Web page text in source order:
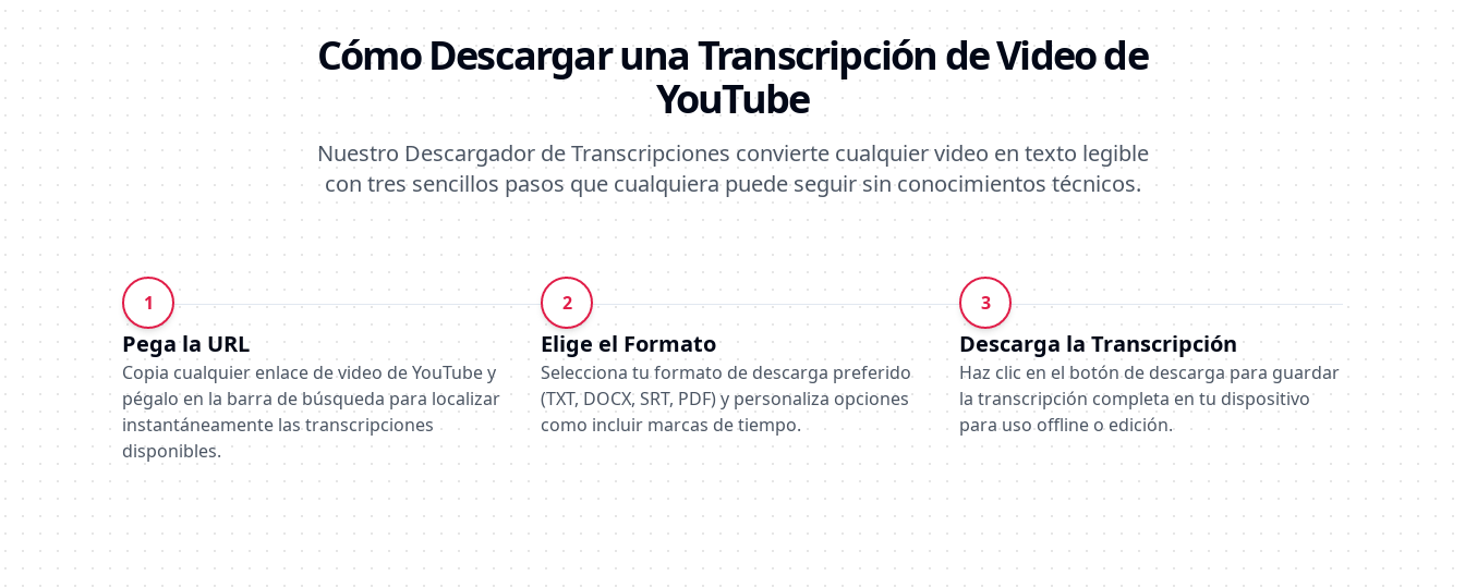
Cómo Descargar una Transcripción de Video de
YouTube
Nuestro Descargador de Transcripciones convierte cualquier video en texto legible
con tres sencillos pasos que cualquiera puede seguir sin conocimientos técnicos.
1
Pega la URL
Copia cualquier enlace de video de YouTube y
pégalo en la barra de búsqueda para localizar
instantáneamente las transcripciones
disponibles.
2
Elige el Formato
Selecciona tu formato de descarga preferido
(TXT, DOCX, SRT, PDF) y personaliza opciones
como incluir marcas de tiempo.
3
Descarga la Transcripción
Haz clic en el botón de descarga para guardar
la transcripción completa en tu dispositivo
para uso offline o edición.